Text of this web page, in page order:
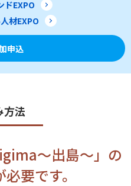
ドEXPO
材EXPO
申込
方法
～出島～」の
要です。